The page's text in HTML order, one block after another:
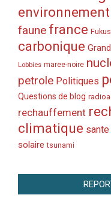
environnement
faune france
carbonique
Lobbies maree-noire
petrole Politiques
Questions de blog
rechauffement
climatique sante
solaire tsunami